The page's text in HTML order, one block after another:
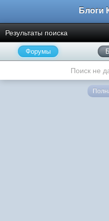
Результаты поиска
Форумы
Поиск не